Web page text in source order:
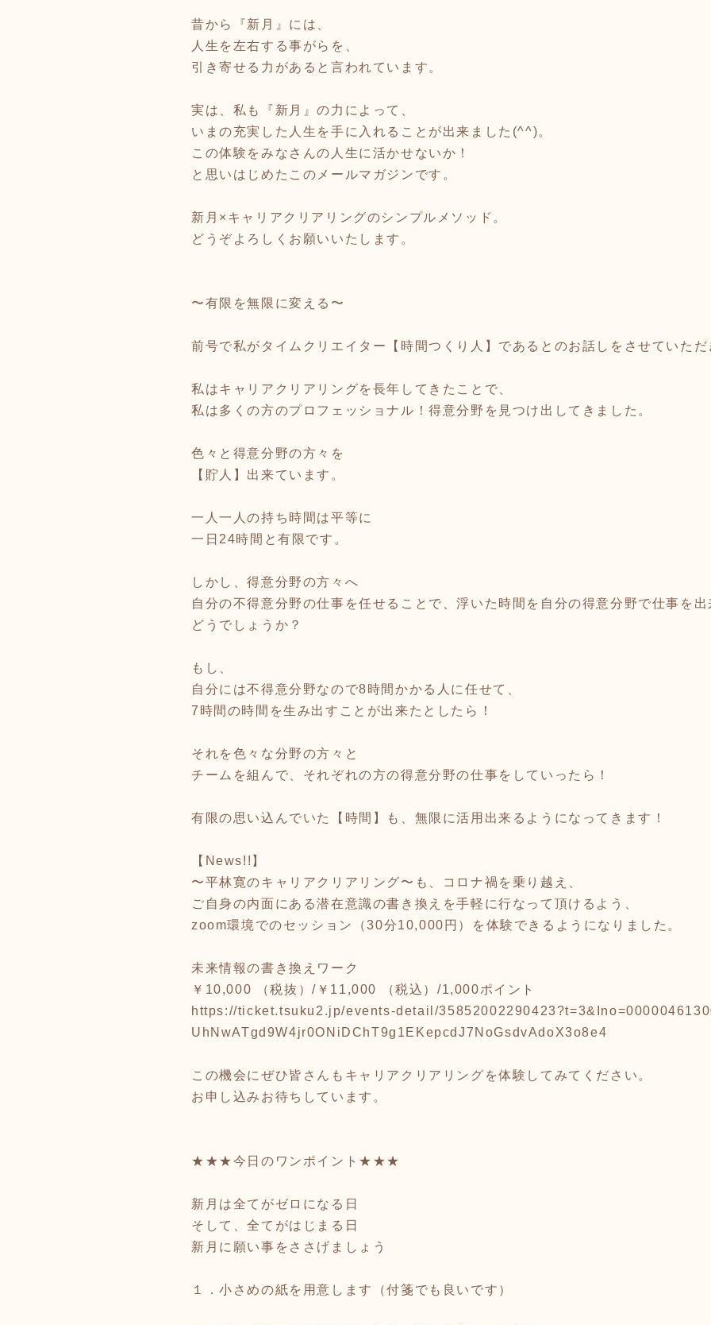
昔から『新月』には、
人生を左右する事がらを、
引き寄せる力があると言われています。
実は、私も『新月』の力によって、
いまの充実した人生を手に入れることが出来ました(^^)。
この体験をみなさんの人生に活かせないか！
と思いはじめたこのメールマガジンです。
新月×キャリアクリアリングのシンプルメソッド。
どうぞよろしくお願いいたします。
〜有限を無限に変える〜
前号で私がタイムクリエイター【時間つくり人】であるとのお話しをさせていた
私はキャリアクリアリングを長年してきたことで、
私は多くの方のプロフェッショナル！得意分野を見つけ出してきました。
色々と得意分野の方々を
【貯人】出来ています。
一人一人の持ち時間は平等に
一日24時間と有限です。
しかし、得意分野の方々へ
自分の不得意分野の仕事を任せることで、浮いた時間を自分の得意分野で仕事を
どうでしょうか？
もし、
自分には不得意分野なので8時間かかる人に任せて、
7時間の時間を生み出すことが出来たとしたら！
それを色々な分野の方々と
チームを組んで、それぞれの方の得意分野の仕事をしていったら！
有限の思い込んでいた【時間】も、無限に活用出来るようになってきます！
【News!!】
〜平林寛のキャリアクリアリング〜も、コロナ禍を乗り越え、
ご自身の内面にある潜在意識の書き換えを手軽に行なって頂けるよう、
zoom環境でのセッション（30分10,000円）を体験できるようになりました。
未来情報の書き換えワーク
￥10,000 （税抜）/￥11,000 （税込）/1,000ポイント
https://ticket.tsuku2.jp/events-detail/
UhNwATgd9W4jr0ONiDChT9g1EKepcdJ7NoGsdvAdoX3o8e4
この機会にぜひ皆さんもキャリアクリアリングを体験してみてください。
お申し込みお待ちしています。
★★★今日のワンポイント★★★
新月は全てがゼロになる日
そして、全てがはじまる日
新月に願い事をささげましょう
１．小さめの紙を用意します（付箋でも良いです）